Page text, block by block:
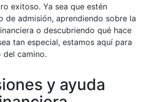
exitoso. Ya sea que estén
de admisión, aprendiendo sobre la
o descubriendo qué hace
tan especial, estamos aquí para
del camino.
y ayuda